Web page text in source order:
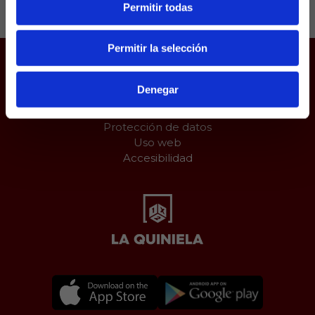
Permitir todas
Permitir la selección
Denegar
Aviso Legal
Política de Cookies
Protección de datos
Uso web
Accesibilidad